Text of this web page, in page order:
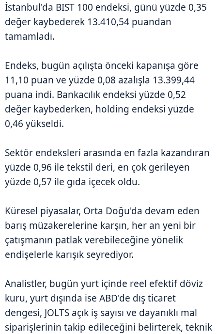
İstanbul'da BIST 100 endeksi, günü yüzde 0,35
değer kaybederek 13.410,54 puandan
tamamladı.
Endeks, bugün açılışta önceki kapanışa göre
11,10 puan ve yüzde 0,08 azalışla 13.399,44
puana indi. Bankacılık endeksi yüzde 0,52
değer kaybederken, holding endeksi yüzde
0,46 yükseldi.
Sektör endeksleri arasında en fazla kazandıran
yüzde 0,96 ile tekstil deri, en çok gerileyen
yüzde 0,57 ile gıda içecek oldu.
Küresel piyasalar, Orta Doğu'da devam eden
barış müzakerelerine karşın, her an yeni bir
çatışmanın patlak verebileceğine yönelik
endişelerle karışık seyrediyor.
Analistler, bugün yurt içinde reel efektif döviz
kuru, yurt dışında ise ABD'de dış ticaret
dengesi, JOLTS açık iş sayısı ve dayanıklı mal
siparişlerinin takip edileceğini belirterek, teknik